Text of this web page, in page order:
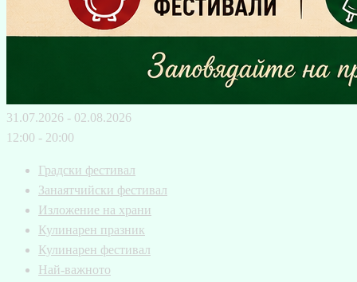
31.07.2026 - 02.08.2026
12:00 - 20:00
Градски фестивал
Занаятчийски фестивал
Изложение на храни
Кулинарен празник
Кулинарен фестивал
Най-важното